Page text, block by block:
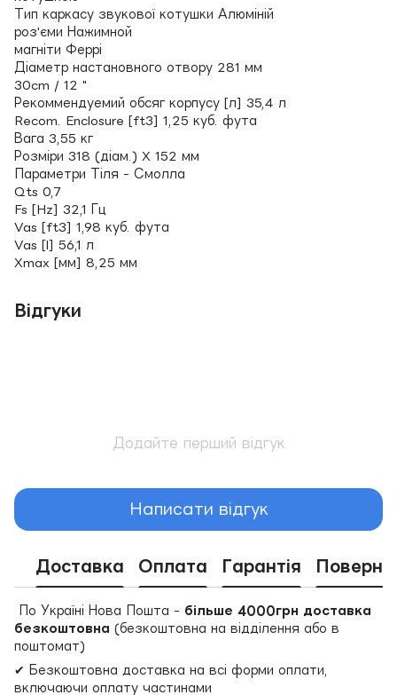
Тип каркасу звукової котушки Алюміній
роз'єми Нажимной
магніти Феррі
Діаметр настановного отвору 281 мм
30cm / 12 "
Рекоммендуемий обсяг корпусу [л] 35,4 л
Recom. Enclosure [ft3] 1,25 куб. фута
Вага 3,55 кг
Розміри 318 (діам.) X 152 мм
Параметри Тіля - Смолла
Qts 0,7
Fs [Hz] 32,1 Гц
Vas [ft3] 1,98 куб. фута
Vas [l] 56,1 л
Xmax [мм] 8,25 мм
Відгуки
Додайте перший відгук
Написати відгук
Доставка Оплата Гарантія
По Україні Нова Пошта - більше 4000грн доставка
безкоштовна (безкоштовна на відділення або в
поштомат)
✔ Безкоштовна доставка на всі форми оплати,
включаючи оплату частинами